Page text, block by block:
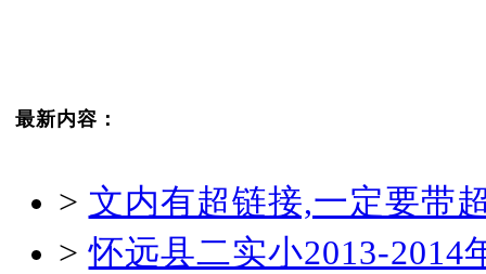
最新内容：
> 文内有超链接,一定要带
>怀远县二实小2013-2014